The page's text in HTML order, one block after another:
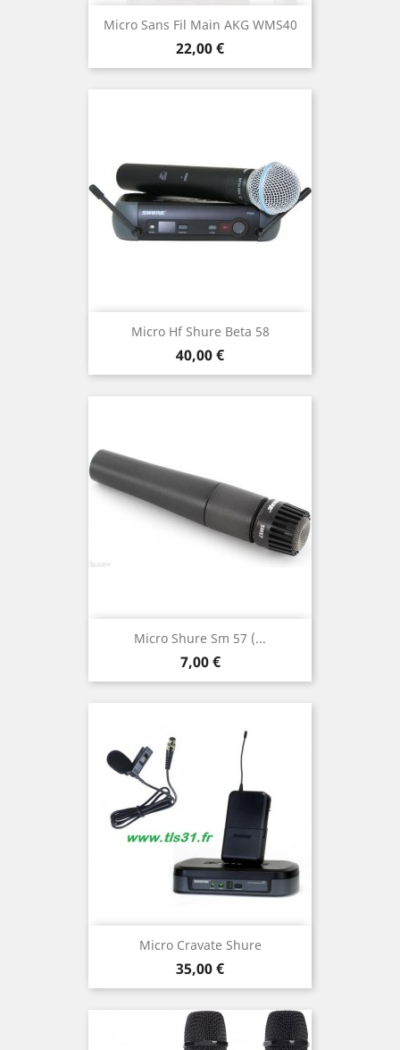
Micro Sans Fil Main AKG WMS40
Prix
22,00 €
Micro Hf Shure Beta 58
Prix
40,00 €
Micro Shure Sm 57 (...
Prix
7,00 €
Micro Cravate Shure
Prix
35,00 €